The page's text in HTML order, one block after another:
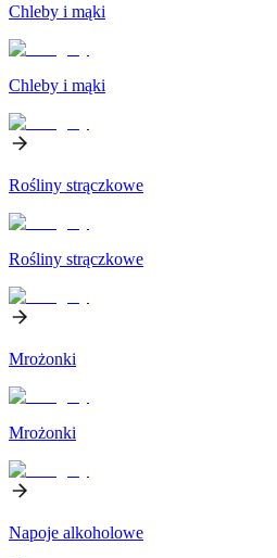
Chleby i mąki
Chleby i mąki
Rośliny strączkowe
Rośliny strączkowe
Mrożonki
Mrożonki
Napoje alkoholowe